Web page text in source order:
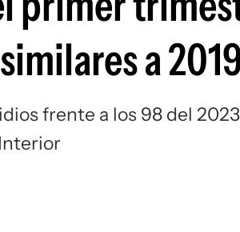
a
frente a los 98 del